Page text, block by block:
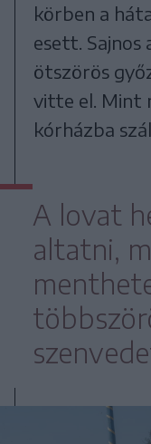
körben a
esett. Sajnos
ötszörös
vitte el. Mint
kórházba
A lovat
altatni,